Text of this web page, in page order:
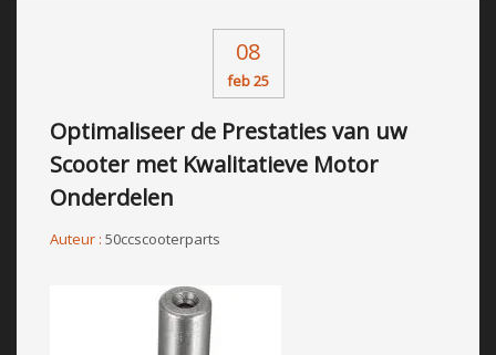
08
feb 25
Optimaliseer de Prestaties van uw
Scooter met Kwalitatieve Motor
Onderdelen
Auteur : 50ccscooterparts